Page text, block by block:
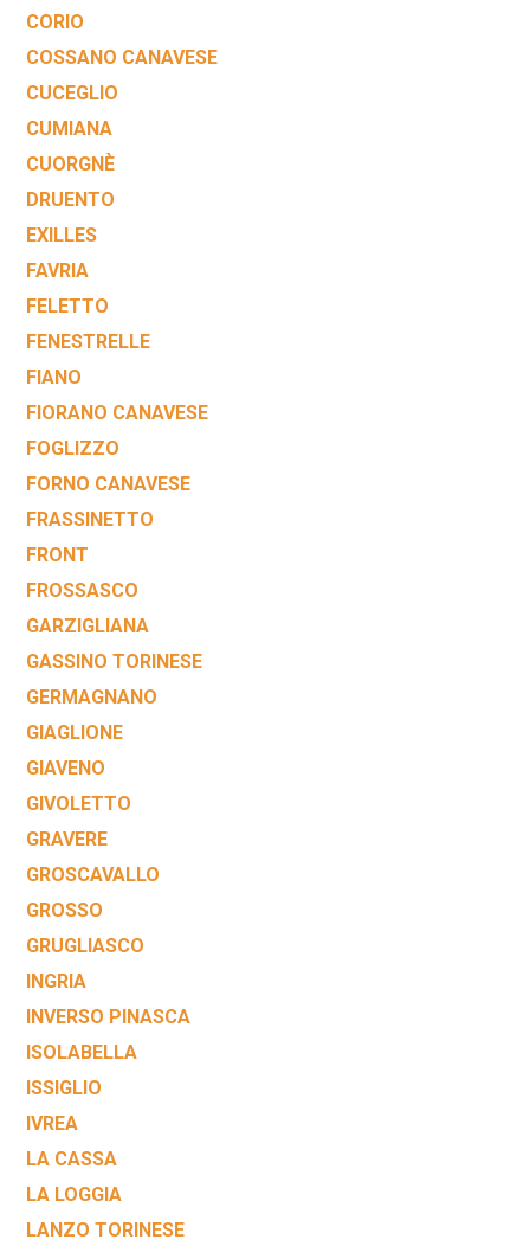
CORIO
COSSANO CANAVESE
CUCEGLIO
CUMIANA
CUORGNÈ
DRUENTO
EXILLES
FAVRIA
FELETTO
FENESTRELLE
FIANO
FIORANO CANAVESE
FOGLIZZO
FORNO CANAVESE
FRASSINETTO
FRONT
FROSSASCO
GARZIGLIANA
GASSINO TORINESE
GERMAGNANO
GIAGLIONE
GIAVENO
GIVOLETTO
GRAVERE
GROSCAVALLO
GROSSO
GRUGLIASCO
INGRIA
INVERSO PINASCA
ISOLABELLA
ISSIGLIO
IVREA
LA CASSA
LA LOGGIA
LANZO TORINESE